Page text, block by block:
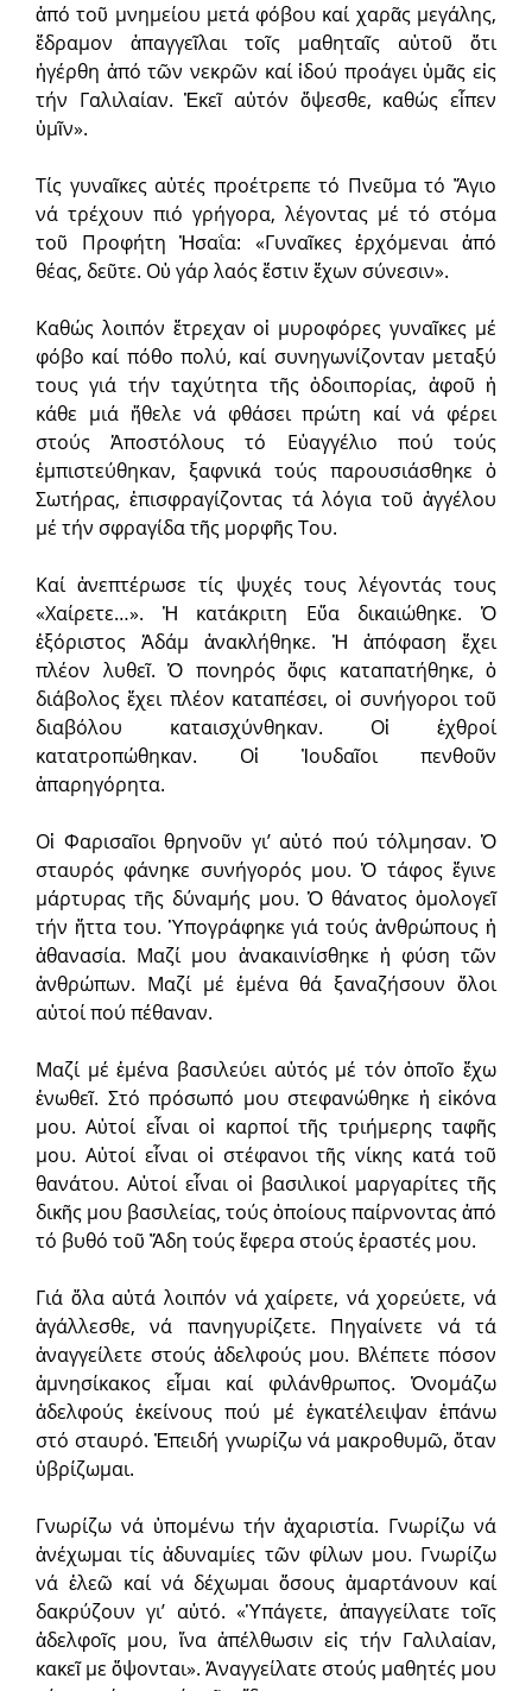
ἀπό τοῦ μνημείου μετά φόβου καί χαρᾶς μεγάλης,
ἔδραμον ἀπαγγεῖλαι τοῖς μαθηταῖς αὐτοῦ ὅτι
ἠγέρθη ἀπό τῶν νεκρῶν καί ἰδού προάγει ὑμᾶς εἰς
τήν Γαλιλαίαν. Ἐκεῖ αὐτόν ὄψεσθε, καθώς εἶπεν
ὑμῖν».
Τίς γυναῖκες αὐτές προέτρεπε τό Πνεῦμα τό Ἅγιο
νά τρέχουν πιό γρήγορα, λέγοντας μέ τό στόμα
τοῦ Προφήτη Ἠσαΐα: «Γυναῖκες ἐρχόμεναι ἀπό
θέας, δεῦτε. Οὐ γάρ λαός ἔστιν ἔχων σύνεσιν».
Καθώς λοιπόν ἔτρεχαν οἱ μυροφόρες γυναῖκες μέ
φόβο καί πόθο πολύ, καί συνηγωνίζονταν μεταξύ
τους γιά τήν ταχύτητα τῆς ὁδοιπορίας, ἀφοῦ ἡ
κάθε μιά ἤθελε νά φθάσει πρώτη καί νά φέρει
στούς Ἀποστόλους τό Εὐαγγέλιο πού τούς
ἐμπιστεύθηκαν, ξαφνικά τούς παρουσιάσθηκε ὁ
Σωτήρας, ἐπισφραγίζοντας τά λόγια τοῦ ἀγγέλου
μέ τήν σφραγίδα τῆς μορφῆς Του.
Καί ἀνεπτέρωσε τίς ψυχές τους λέγοντάς τους
«Χαίρετε…». Ἡ κατάκριτη Εὔα δικαιώθηκε. Ὁ
ἐξόριστος Ἀδάμ ἀνακλήθηκε. Ἡ ἀπόφαση ἔχει
πλέον λυθεῖ. Ὁ πονηρός ὄφις καταπατήθηκε, ὁ
διάβολος ἔχει πλέον καταπέσει, οἱ συνήγοροι τοῦ
διαβόλου καταισχύνθηκαν. Οἱ ἐχθροί
κατατροπώθηκαν. Οἱ Ἰουδαῖοι πενθοῦν
ἀπαρηγόρητα.
Οἱ Φαρισαῖοι θρηνοῦν γι’ αὐτό πού τόλμησαν. Ὁ
σταυρός φάνηκε συνήγορός μου. Ὁ τάφος ἔγινε
μάρτυρας τῆς δύναμής μου. Ὁ θάνατος ὁμολογεῖ
τήν ἥττα του. Ὑπογράφηκε γιά τούς ἀνθρώπους ἡ
ἀθανασία. Μαζί μου ἀνακαινίσθηκε ἡ φύση τῶν
ἀνθρώπων. Μαζί μέ ἐμένα θά ξαναζήσουν ὅλοι
αὐτοί πού πέθαναν.
Μαζί μέ ἐμένα βασιλεύει αὐτός μέ τόν ὁποῖο ἔχω
ἑνωθεῖ. Στό πρόσωπό μου στεφανώθηκε ἡ εἰκόνα
μου. Αὐτοί εἶναι οἱ καρποί τῆς τριήμερης ταφῆς
μου. Αὐτοί εἶναι οἱ στέφανοι τῆς νίκης κατά τοῦ
θανάτου. Αὐτοί εἶναι οἱ βασιλικοί μαργαρίτες τῆς
δικῆς μου βασιλείας, τούς ὁποίους παίρνοντας ἀπό
τό βυθό τοῦ Ἅδη τούς ἔφερα στούς ἐραστές μου.
Γιά ὅλα αὐτά λοιπόν νά χαίρετε, νά χορεύετε, νά
ἀγάλλεσθε, νά πανηγυρίζετε. Πηγαίνετε νά τά
ἀναγγείλετε στούς ἀδελφούς μου. Βλέπετε πόσον
ἀμνησίκακος εἶμαι καί φιλάνθρωπος. Ὀνομάζω
ἀδελφούς ἐκείνους πού μέ ἐγκατέλειψαν ἐπάνω
στό σταυρό. Ἐπειδή γνωρίζω νά μακροθυμῶ, ὅταν
ὑβρίζωμαι.
Γνωρίζω νά ὑπομένω τήν ἀχαριστία. Γνωρίζω νά
ἀνέχωμαι τίς ἀδυναμίες τῶν φίλων μου. Γνωρίζω
νά ἐλεῶ καί νά δέχωμαι ὅσους ἁμαρτάνουν καί
δακρύζουν γι’ αὐτό. «Ὑπάγετε, ἀπαγγείλατε τοῖς
ἀδελφοῖς μου, ἵνα ἀπέλθωσιν εἰς τήν Γαλιλαίαν,
κακεῖ με ὄψονται». Ἀναγγείλατε στούς μαθητές μου